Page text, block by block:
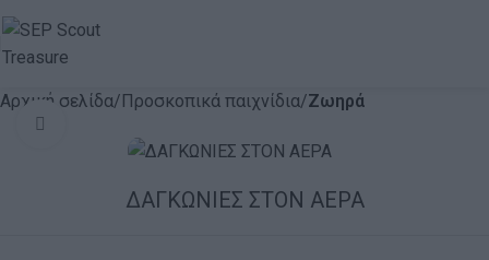
Αρχική σελίδα Προσκοπικά παιχνίδια Ζωηρά
ΔΑΓΚΩΝΙΕΣ ΣΤΟΝ ΑΕΡΑ